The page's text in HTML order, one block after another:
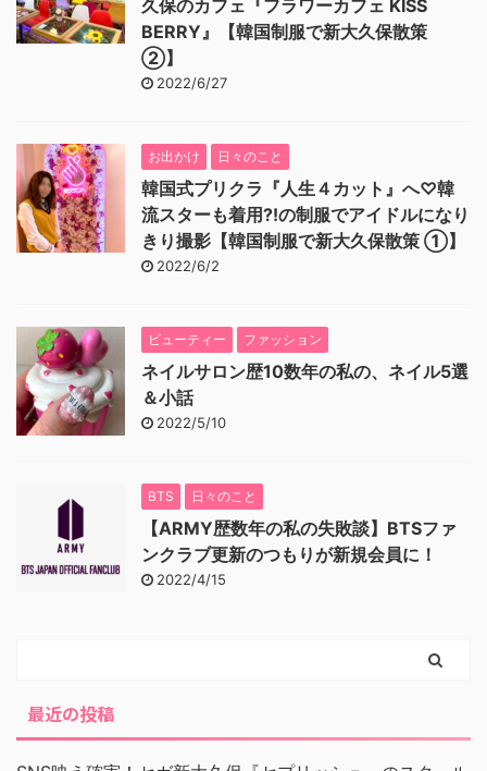
久保のカフェ『フラワーカフェ KISS
BERRY』【韓国制服で新大久保散策
②】
2022/6/27
お出かけ 日々のこと
韓国式プリクラ『人生４カット』へ♡韓
流スターも着用⁈の制服でアイドルになり
きり撮影【韓国制服で新大久保散策 ①】
2022/6/2
ビューティー ファッション
ネイルサロン歴10数年の私の、ネイル5選
＆小話
2022/5/10
BTS 日々のこと
【ARMY歴数年の私の失敗談】BTSファ
ンクラブ更新のつもりが新規会員に！
2022/4/15
最近の投稿